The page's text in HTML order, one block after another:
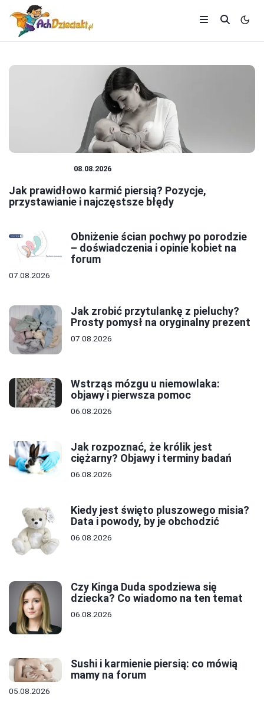
08.08.2026
Jak prawidłowo karmić piersią? Pozycje,
przystawianie i najczęstsze błędy
Obniżenie ścian pochwy po porodzie
– doświadczenia i opinie kobiet na
forum
07.08.2026
Jak zrobić przytulankę z pieluchy?
Prosty pomysł na oryginalny prezent
07.08.2026
Wstrząs mózgu u niemowlaka:
objawy i pierwsza pomoc
06.08.2026
Jak rozpoznać, że królik jest
ciężarny? Objawy i terminy badań
06.08.2026
Kiedy jest święto pluszowego misia?
Data i powody, by je obchodzić
06.08.2026
Czy Kinga Duda spodziewa się
dziecka? Co wiadomo na ten temat
06.08.2026
Sushi i karmienie piersią: co mówią
mamy na forum
05.08.2026